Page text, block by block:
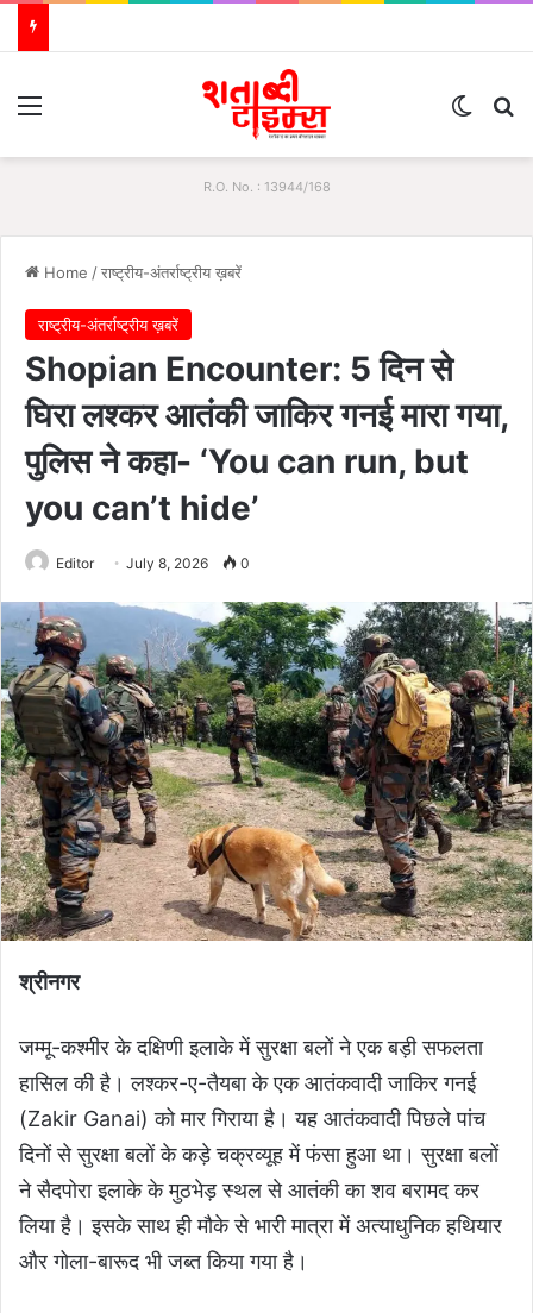
R.O. No. : 13944/168
Home /राष्ट्रीय-अंतर्राष्ट्रीय ख़बरें
राष्ट्रीय-अंतर्राष्ट्रीय ख़बरें
Shopian Encounter: 5 दिन से
घिरा लश्कर आतंकी जाकिर गनई मारा गया,
पुलिस ने कहा- ‘You can run, but
you can’t hide’
Editor July 8, 2026 0
श्रीनगर
जम्मू-कश्मीर के दक्षिणी इलाके में सुरक्षा बलों ने एक बड़ी सफलता
हासिल की है। लश्कर-ए-तैयबा के एक आतंकवादी जाकिर गनई
(Zakir Ganai) को मार गिराया है। यह आतंकवादी पिछले पांच
दिनों से सुरक्षा बलों के कड़े चक्रव्यूह में फंसा हुआ था। सुरक्षा बलों
ने सैदपोरा इलाके के मुठभेड़ स्थल से आतंकी का शव बरामद कर
लिया है। इसके साथ ही मौके से भारी मात्रा में अत्याधुनिक हथियार
और गोला-बारूद भी जब्त किया गया है।